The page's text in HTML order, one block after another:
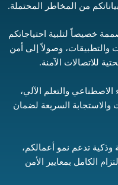
من المخاطر المحتملة.
خصيصاً لتلبية احتياجاتكم
والتطبيقات، وصولاً إلى أمن
للاتصالات الآمنة.
والتعلم الآلي،
السريعة لضمان
وذكية تدعم نمو أعمالكم،
الكامل بمعايير الأمن